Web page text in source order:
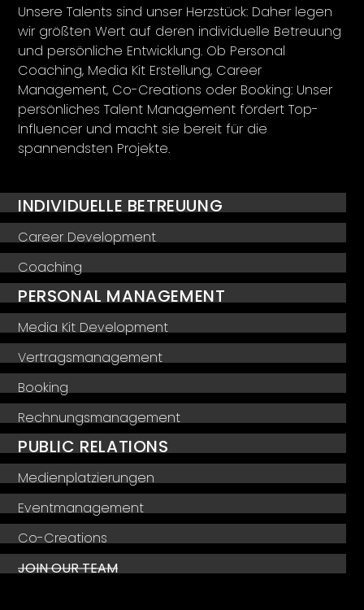
Unsere Talents sind unser Herzstück: Daher legen
wir größten Wert auf deren individuelle Betreuung
und persönliche Entwicklung. Ob Personal
Coaching, Media Kit Erstellung, Career
Management, Co-Creations oder Booking: Unser
persönliches Talent Management fördert Top-
Influencer und macht sie bereit für die
spannendsten Projekte.
INDIVIDUELLE BETREUUNG
Career Development
Coaching
PERSONAL MANAGEMENT
Media Kit Development
Vertragsmanagement
Booking
Rechnungsmanagement
PUBLIC RELATIONS
Medienplatzierungen
Eventmanagement
Co-Creations
JOIN OUR TEAM